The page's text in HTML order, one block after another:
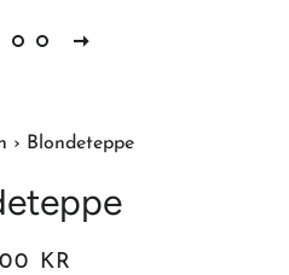
› Blondeteppe
KR